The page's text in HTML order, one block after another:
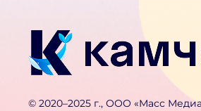
©️ 2020–2025 г., ООО «Масс